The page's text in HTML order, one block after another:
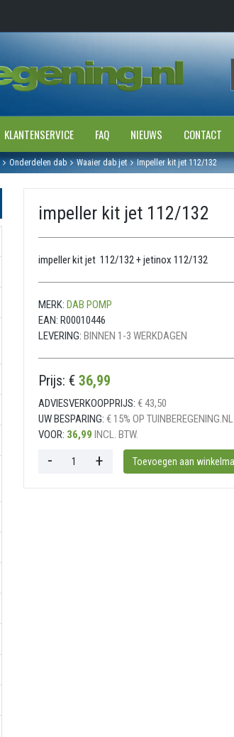
KLANTENSERVICE FAQ NIEUWS CONTACT
Onderdelen dab Waaier dab jet Impeller kit jet 112/132
impeller kit jet 112/132
impeller kit jet 112/132 + jetinox 112/132
MERK: DAB POMP
EAN: R00010446
LEVERING: BINNEN 1-3 WERKDAGEN
Prijs: € 36,99
ADVIESVERKOOPPRIJS: € 43,50
UW BESPARING: € 15% OP TUINBEREGENING.NL
VOOR: 36,99 INCL. BTW.